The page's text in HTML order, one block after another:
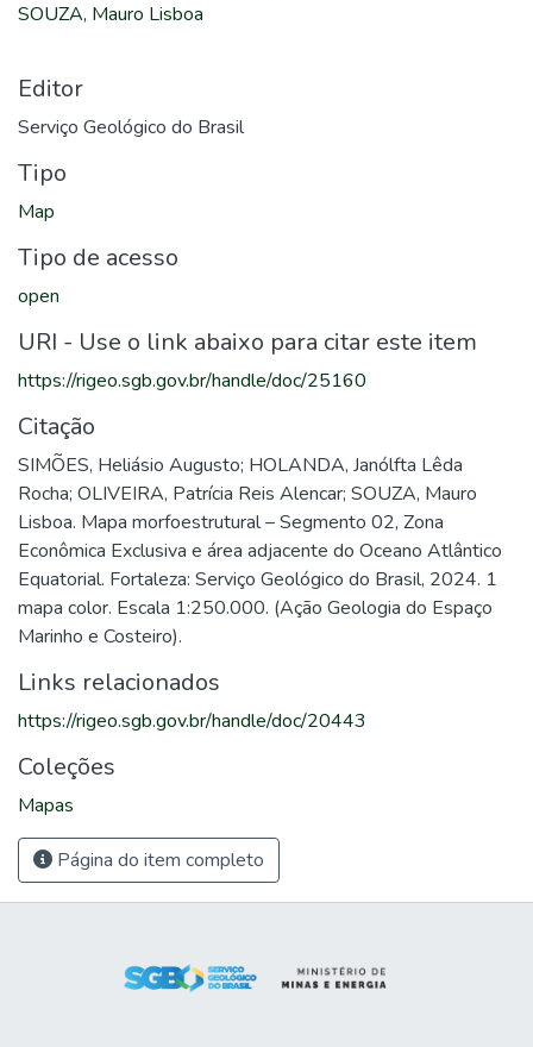
SOUZA, Mauro Lisboa
Editor
Serviço Geológico do Brasil
Tipo
Map
Tipo de acesso
open
URI - Use o link abaixo para citar este item
https://rigeo.sgb.gov.br/handle/doc/25160
Citação
SIMÕES, Heliásio Augusto; HOLANDA, Janólfta Lêda
Rocha; OLIVEIRA, Patrícia Reis Alencar; SOUZA, Mauro
Lisboa. Mapa morfoestrutural – Segmento 02, Zona
Econômica Exclusiva e área adjacente do Oceano Atlântico
Equatorial. Fortaleza: Serviço Geológico do Brasil, 2024. 1
mapa color. Escala 1:250.000. (Ação Geologia do Espaço
Marinho e Costeiro).
Links relacionados
https://rigeo.sgb.gov.br/handle/doc/20443
Coleções
Mapas
Página do item completo